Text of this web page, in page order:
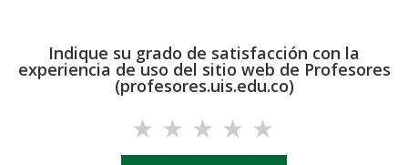
Indique su grado de satisfacción con la
experiencia de uso del sitio web de Profesores
(profesores.uis.edu.co)